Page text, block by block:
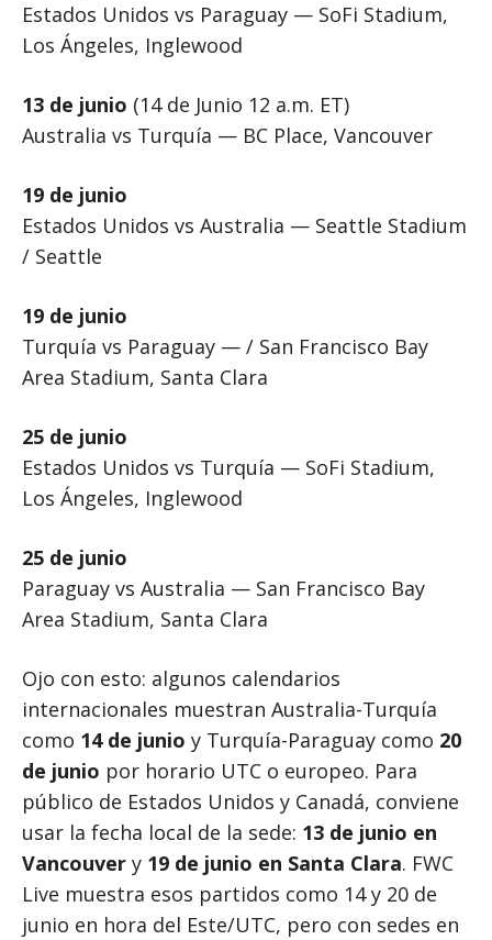
Estados Unidos vs Paraguay — SoFi Stadium,
Los Ángeles, Inglewood
13 de junio (14 de Junio 12 a.m. ET)
Australia vs Turquía — BC Place, Vancouver
19 de junio
Estados Unidos vs Australia — Seattle Stadium
/ Seattle
19 de junio
Turquía vs Paraguay — / San Francisco Bay
Area Stadium, Santa Clara
25 de junio
Estados Unidos vs Turquía — SoFi Stadium,
Los Ángeles, Inglewood
25 de junio
Paraguay vs Australia — San Francisco Bay
Area Stadium, Santa Clara
Ojo con esto: algunos calendarios
internacionales muestran Australia-Turquía
como 14 de junio y Turquía-Paraguay como 20
de junio por horario UTC o europeo. Para
público de Estados Unidos y Canadá, conviene
usar la fecha local de la sede: 13 de junio en
Vancouver y 19 de junio en Santa Clara. FWC
Live muestra esos partidos como 14 y 20 de
junio en hora del Este/UTC, pero con sedes en